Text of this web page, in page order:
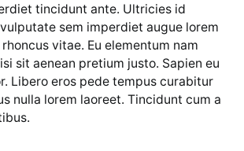
tincidunt ante. Ultricies id
sem imperdiet augue lorem
vitae. Eu elementum nam
sit aenean pretium justo. Sapien eu
Libero eros pede tempus curabitur
nulla lorem laoreet. Tincidunt cum a